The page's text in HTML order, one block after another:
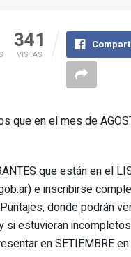
341
VISTAS
que en el mes de
que están en el
e inscribirse
donde podrán
si estuvieran
en SETIEMBRE